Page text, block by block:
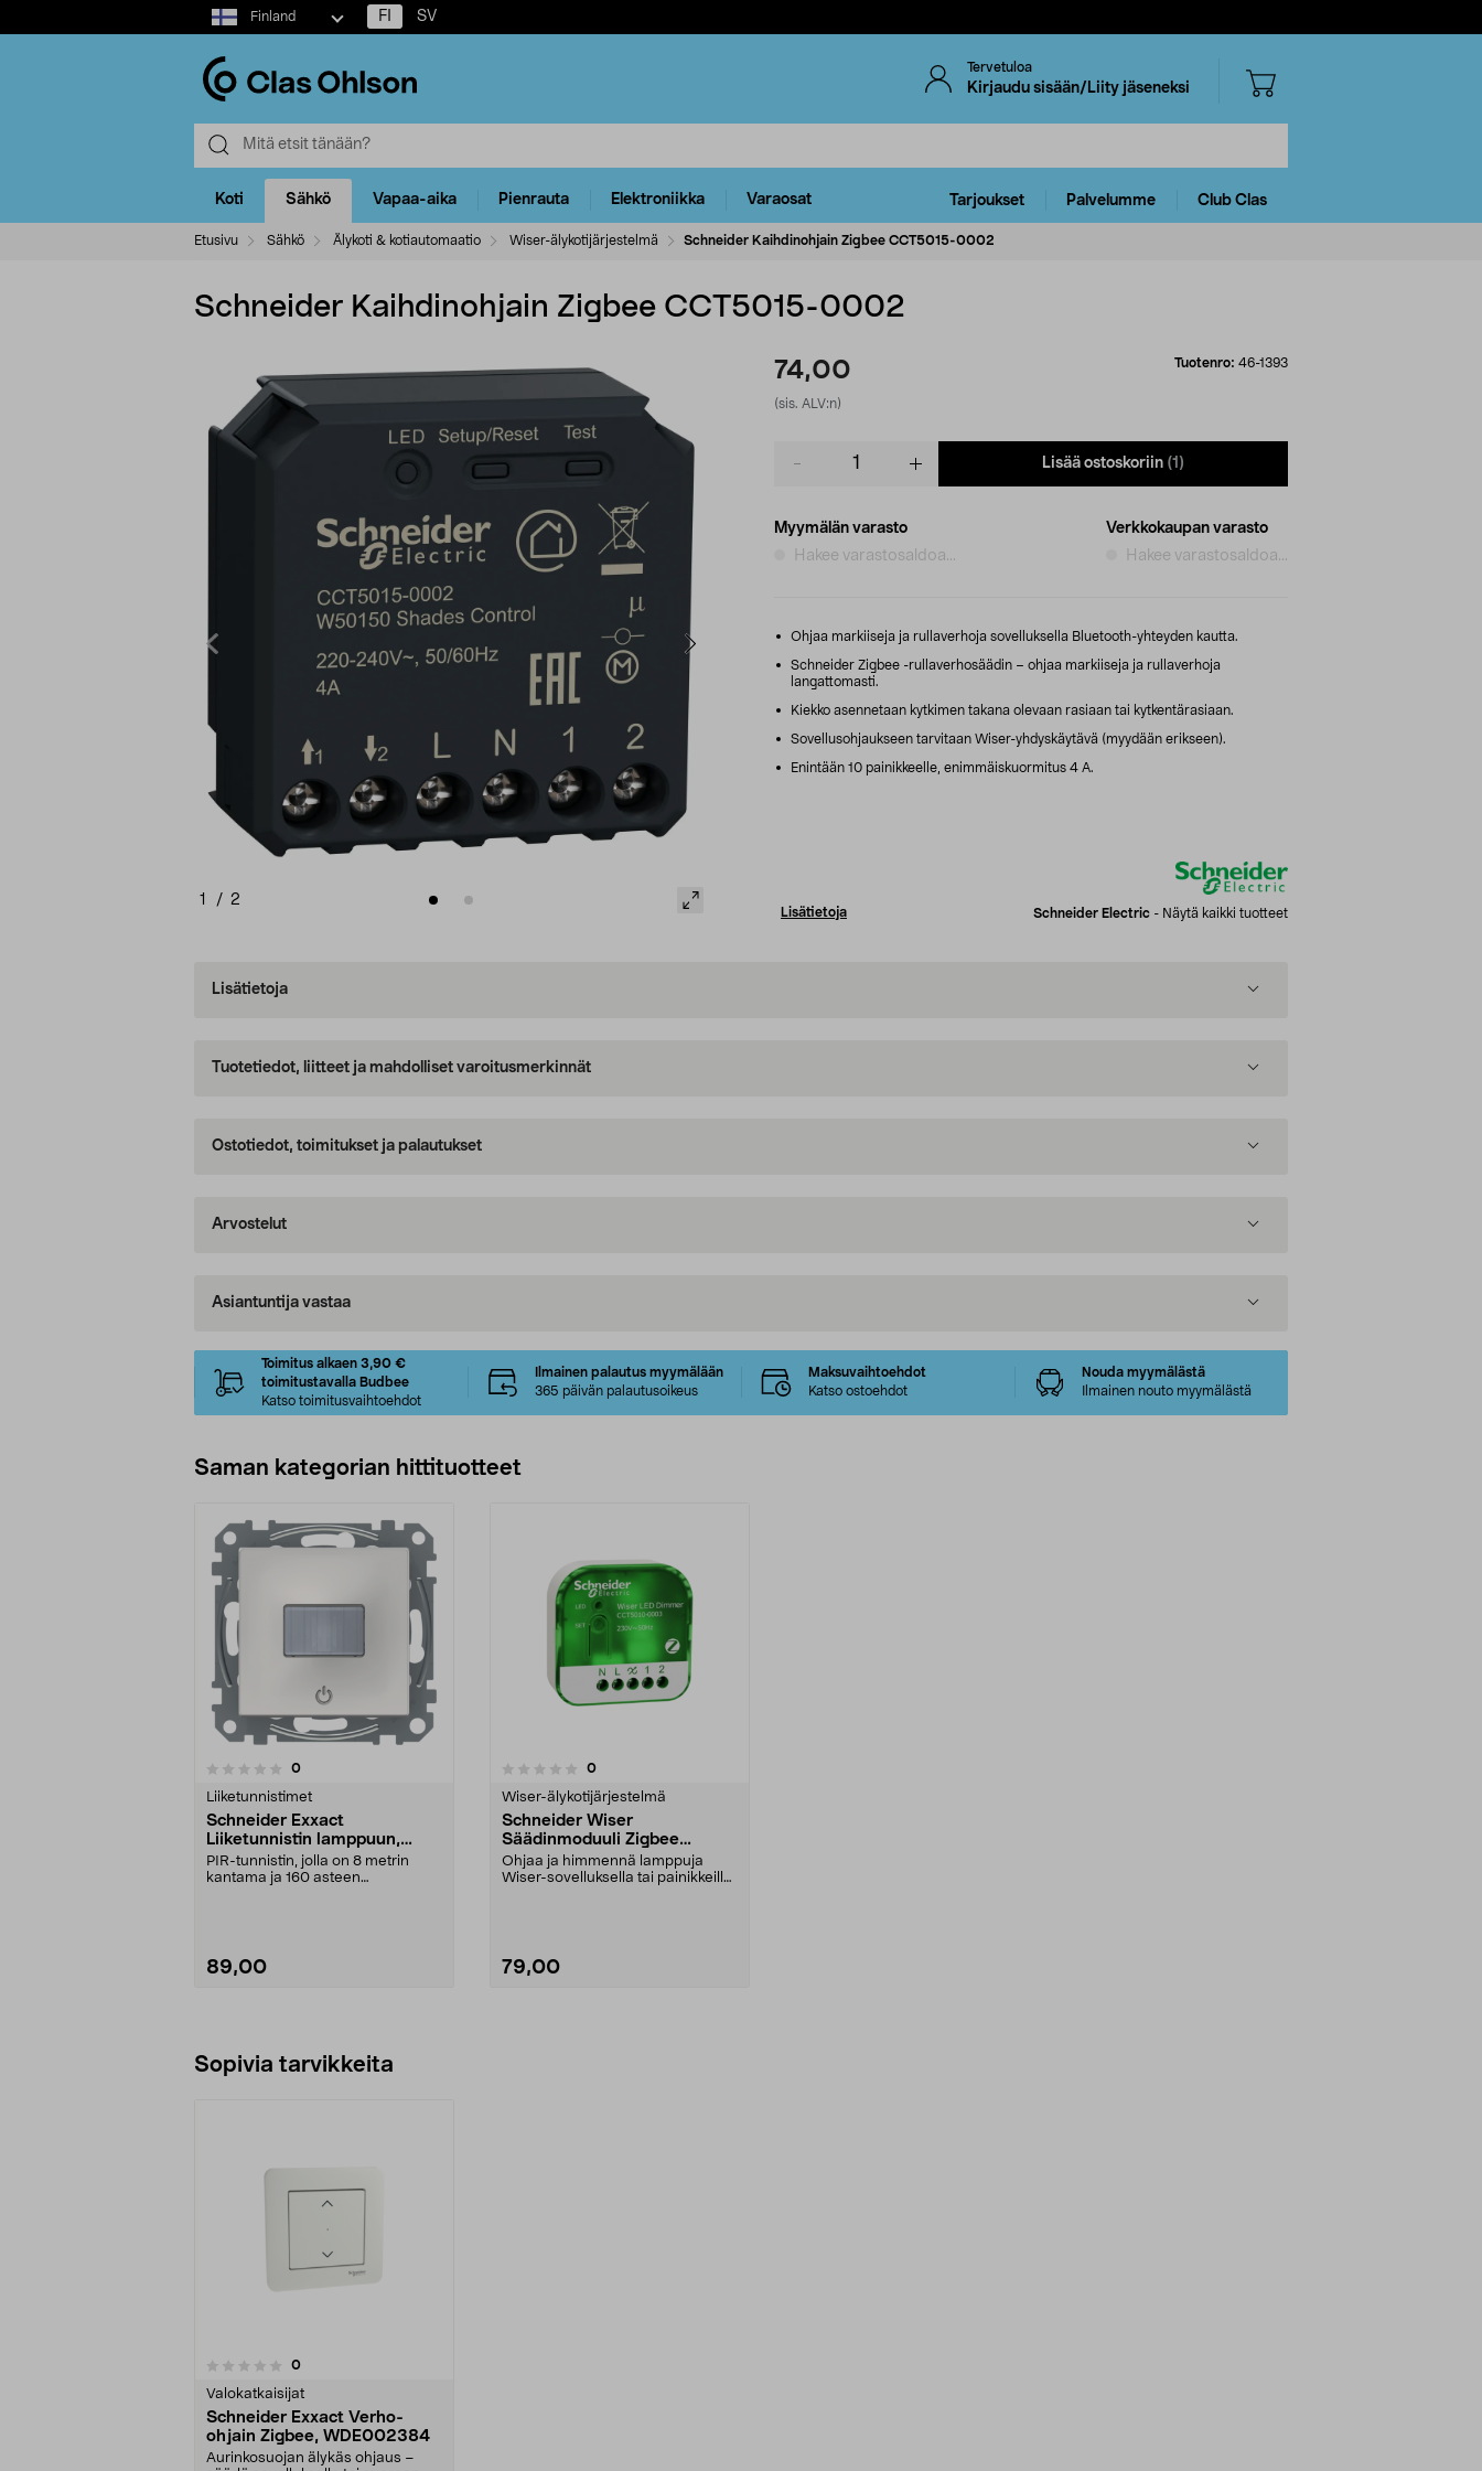
Select
market
Finland FI SV
Tervetuloa
Kirjaudu sisään/Liity jäseneksi
Koti Sähkö Vapaa-aika Pienrauta Elektroniikka Varaosat Tarjoukset Palvelumme Club Clas
Etusivu Sähkö Älykoti & kotiautomaatio Wiser-älykotijärjestelmä Schneider Kaihdinohjain Zigbee CCT5015-0002
Schneider Kaihdinohjain Zigbee CCT5015-0002
1 / 2
74,00
(sis. ALV:n)
Tuotenro: 46-1393
Lisää ostoskoriin (1)
Myymälän varasto
Hakee varastosaldoa...
Verkkokaupan varasto
Hakee varastosaldoa...
Ohjaa markiiseja ja rullaverhoja sovelluksella Bluetooth-yhteyden kautta.
Schneider Zigbee -rullaverhosäädin – ohjaa markiiseja ja rullaverhoja
langattomasti.
Kiekko asennetaan kytkimen takana olevaan rasiaan tai kytkentärasiaan.
Sovellusohjaukseen tarvitaan Wiser-yhdyskäytävä (myydään erikseen).
Enintään 10 painikkeelle, enimmäiskuormitus 4 A.
Lisätietoja Schneider Electric - Näytä kaikki tuotteet
Lisätietoja
Tuotetiedot, liitteet ja mahdolliset varoitusmerkinnät
Ostotiedot, toimitukset ja palautukset
Arvostelut
Asiantuntija vastaa
Toimitus alkaen 3,90 €
toimitustavalla Budbee
Katso toimitusvaihtoehdot
Ilmainen palautus myymälään
365 päivän palautusoikeus
Maksuvaihtoehdot
Katso ostoehdot
Nouda myymälästä
Ilmainen nouto myymälästä
Saman kategorian hittituotteet
0arvostelut
Liiketunnistimet
Schneider Exxact
Liiketunnistin lamppuun,
sisälle WDE002375
PIR-tunnistin, jolla on 8 metrin
kantama ja 160 asteen
89,00
0.0 viidestä
0arvostelut
Wiser-älykotijärjestelmä
Schneider Wiser
Säädinmoduuli Zigbee
CTT5010-0003
Ohjaa ja himmennä lamppuja
Wiser-sovelluksella tai painikkeilla.
79,00
Sopivia tarvikkeita
0arvostelut
Valokatkaisijat
Schneider Exxact Verho-
ohjain Zigbee, WDE002384
Aurinkosuojan älykäs ohjaus –